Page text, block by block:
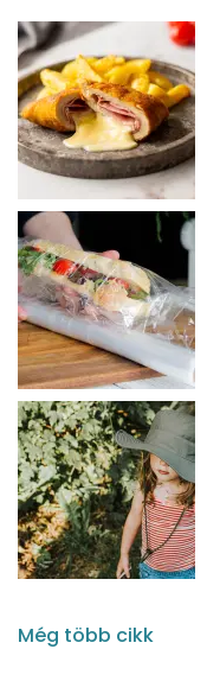
Még több cikk